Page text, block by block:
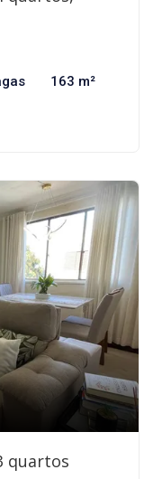
163 m²
quartos